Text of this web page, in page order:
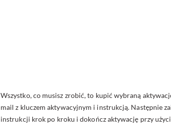
Wszystko, co musisz zrobić, to kupić wybraną
mail z kluczem aktywacyjnym i instrukcją. Następnie
instrukcji krok po kroku i dokończ aktywację przy